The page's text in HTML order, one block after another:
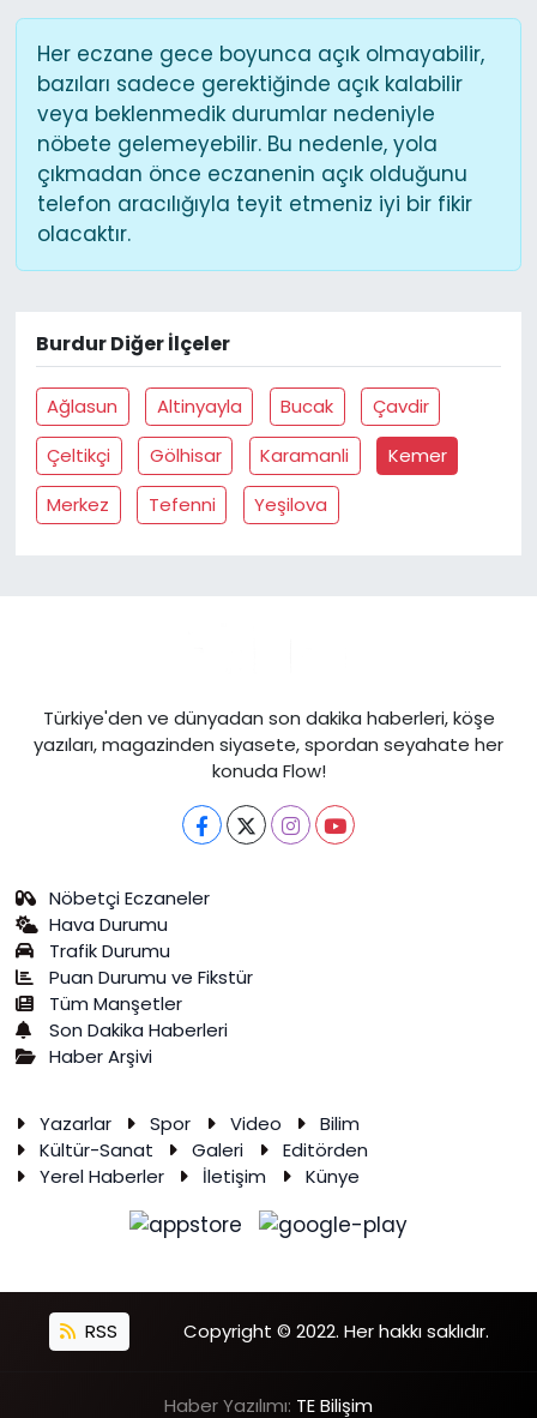
Her eczane gece boyunca açık olmayabilir,
bazıları sadece gerektiğinde açık kalabilir
veya beklenmedik durumlar nedeniyle
nöbete gelemeyebilir. Bu nedenle, yola
çıkmadan önce eczanenin açık olduğunu
telefon aracılığıyla teyit etmeniz iyi bir fikir
olacaktır.
Burdur Diğer İlçeler
Ağlasun Altinyayla Bucak
Çavdir
Çeltikçi
Gölhisar Karamanli
Kemer
Merkez
Tefenni Yeşilova
Türkiye'den ve dünyadan son dakika haberleri, köşe
yazıları, magazinden siyasete, spordan seyahate her
konuda Flow!
Nöbetçi Eczaneler
Hava Durumu
Trafik Durumu
Puan Durumu ve Fikstür
Tüm Manşetler
Son Dakika Haberleri
Haber Arşivi
Yazarlar Spor Video
Bilim
Kültür-Sanat
Galeri
Editörden
Yerel Haberler
İletişim Künye
RSS Copyright © 2022. Her hakkı saklıdır.
Haber Yazılımı: TE Bilişim